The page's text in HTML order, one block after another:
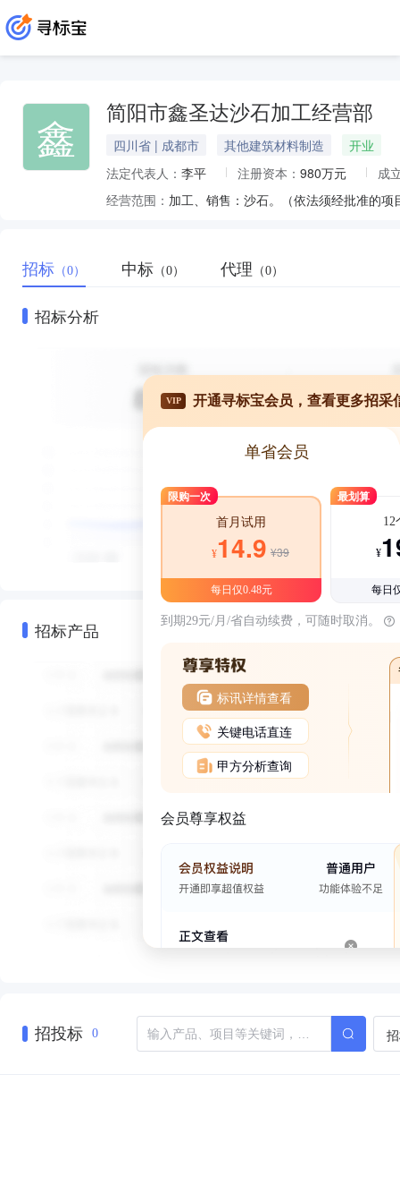
鑫 简阳市鑫圣达沙石加工经营部
四川省 | 成都市 其他建筑材料制造
开业
法定代表人： 李平 注册资本： 980万元
成
经营范围： 加工、销售：沙石。（依法须经批准的
招标 （0） 中标 （0） 代理 （0）
招标分析
招标产品
VIP 开通寻标宝会员，查看更多招采
单省会员
限购一次
首月试用
¥14.9 ¥39
每日仅0.48元
最划算
12
¥
每日
到期29元/月/省自动续费，可随时取消。
标讯详情查看
关键电话直连
甲方分析查询
会员尊享权益
招投标 0